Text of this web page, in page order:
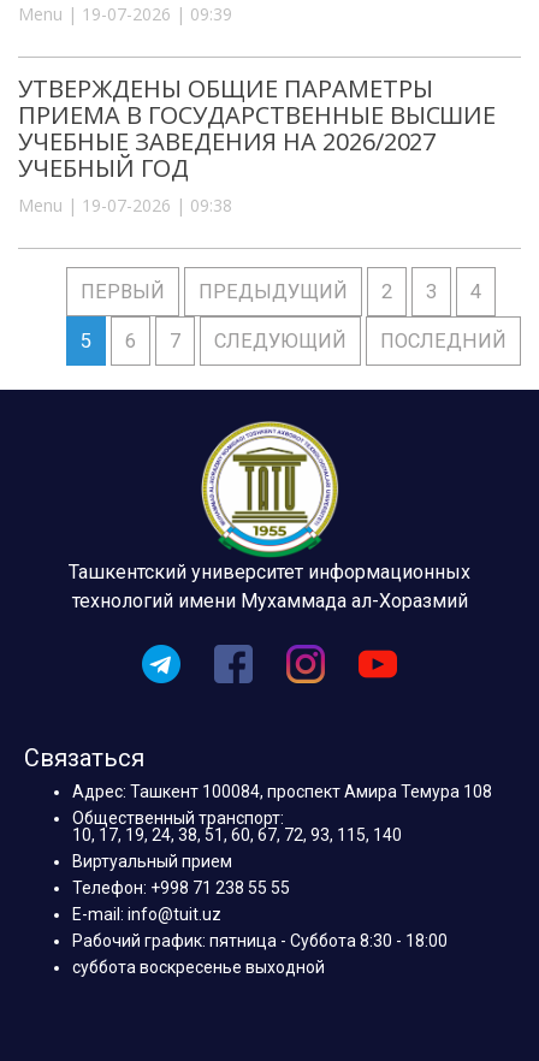
Menu | 19-07-2026 | 09:39
УТВЕРЖДЕНЫ ОБЩИЕ ПАРАМЕТРЫ
ПРИЕМА В ГОСУДАРСТВЕННЫЕ ВЫСШИЕ
УЧЕБНЫЕ ЗАВЕДЕНИЯ НА 2026/2027
УЧЕБНЫЙ ГОД
Menu | 19-07-2026 | 09:38
ПЕРВЫЙ ПРЕДЫДУЩИЙ 2 3 4
5 6 7 СЛЕДУЮЩИЙ ПОСЛЕДНИЙ
Ташкентский университет информационных
технологий имени Мухаммада ал-Хоразмий
Связаться
Адрес: Ташкент 100084, проспект Амира Темура 108
Общественный транспорт:
10, 17, 19, 24, 38, 51, 60, 67, 72, 93, 115, 140
Виртуальный прием
Телефон: +998 71 238 55 55
E-mail: info@tuit.uz
Рабочий график: пятница - Суббота 8:30 - 18:00
суббота воскресенье выходной